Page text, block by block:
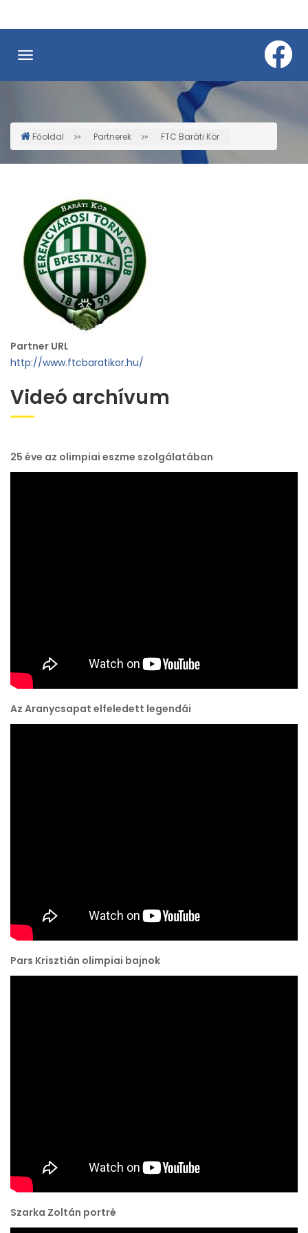
Morzsa
Főoldal Partnerek FTC Baráti Kör
Partner URL
http://www.ftcbaratikor.hu/
Videó archívum
25 éve az olimpiai eszme szolgálatában
Az Aranycsapat elfeledett legendái
Pars Krisztián olimpiai bajnok
Szarka Zoltán portré